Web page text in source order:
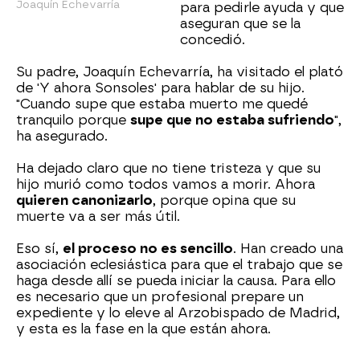
Joaquín Echevarría
para pedirle ayuda y que
aseguran que se la
concedió.
Su padre, Joaquín Echevarría, ha visitado el plató
de 'Y ahora Sonsoles' para hablar de su hijo.
"Cuando supe que estaba muerto me quedé
tranquilo porque supe que no estaba sufriendo",
ha asegurado.
Ha dejado claro que no tiene tristeza y que su
hijo murió como todos vamos a morir. Ahora
quieren canonizarlo, porque opina que su
muerte va a ser más útil.
Eso sí, el proceso no es sencillo. Han creado una
asociación eclesiástica para que el trabajo que se
haga desde allí se pueda iniciar la causa. Para ello
es necesario que un profesional prepare un
expediente y lo eleve al Arzobispado de Madrid,
y esta es la fase en la que están ahora.